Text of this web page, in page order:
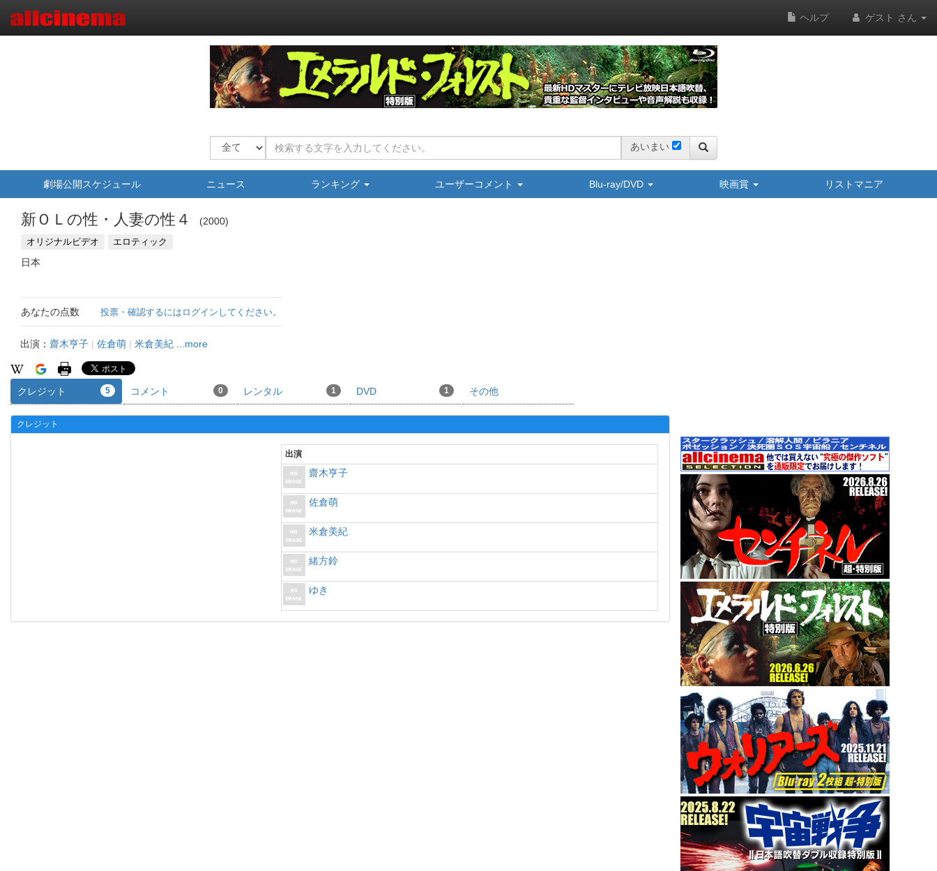
ヘルプ ゲスト さん
あいまい
劇場公開スケジュール ニュース ランキング ユーザーコメント Blu-ray/DVD 映画賞 リストマニア
新ＯＬの性・人妻の性４ 2000
オリジナルビデオ エロティック
日本
あなたの点数 投票・確認するにはログインしてください。
出演： 齋木亨子 | 佐倉萌 | 米倉美紀 ...more
クレジット 5 コメント 0 レンタル 1 DVD 1 その他
クレジット
出演
齋木亨子
佐倉萌
米倉美紀
緒方鈴
ゆき